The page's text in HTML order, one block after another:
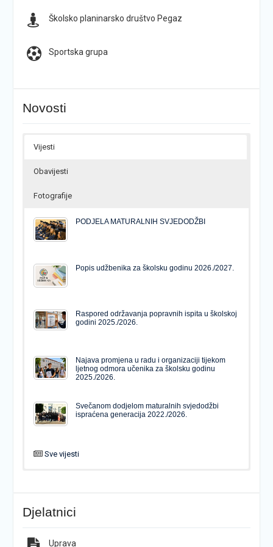
Školsko planinarsko društvo Pegaz
Sportska grupa
Novosti
Vijesti
Obavijesti
Fotografije
PODJELA MATURALNIH SVJEDODŽBI
Popis udžbenika za školsku godinu 2026./2027.
Raspored održavanja popravnih ispita u školskoj
godini 2025./2026.
Najava promjena u radu i organizaciji tijekom
ljetnog odmora učenika za školsku godinu
2025./2026.
Svečanom dodjelom maturalnih svjedodžbi
ispraćena generacija 2022./2026.
Sve vijesti
Popis udžbenika za školsku godinu 2026./2027.
Natječaj za upis u 1. razred Katoličke gimnazije s
pravom javnosti
Djelatnici
Uprava